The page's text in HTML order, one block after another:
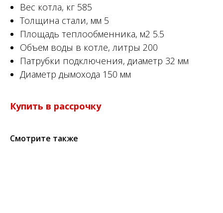
Вес котла, кг 585
Толщина стали, мм 5
Площадь теплообменника, м2 5.5
Объем воды в котле, литры 200
Патрубки подключения, диаметр 32 мм
Диаметр дымохода 150 мм
Купить в рассрочку
Смотрите также